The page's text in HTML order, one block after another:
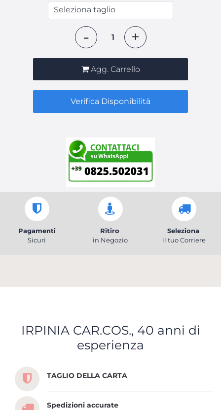
Agg. Carrello
Verifica Disponibilità
Pagamenti
Sicuri
Ritiro
in Negozio
Seleziona
il tuo Corriere
IRPINIA CAR.COS., 40 anni di
esperienza
Scopri tutti i servizi che ti abbiamo dedicato
TAGLIO DELLA CARTA
Spedizioni accurate